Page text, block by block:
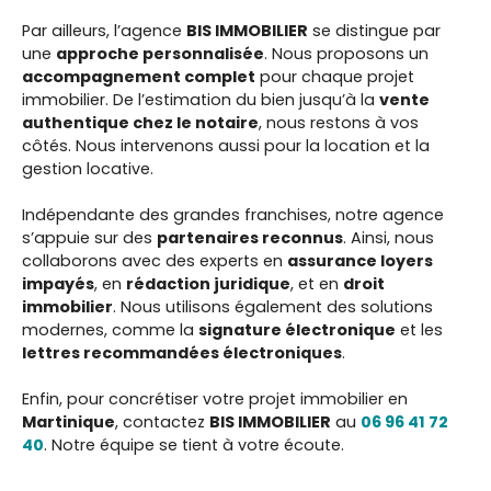
Par ailleurs, l’agence BIS IMMOBILIER se distingue par
une approche personnalisée. Nous proposons un
accompagnement complet pour chaque projet
immobilier. De l’estimation du bien jusqu’à la vente
authentique chez le notaire, nous restons à vos
côtés. Nous intervenons aussi pour la location et la
gestion locative.
Indépendante des grandes franchises, notre agence
s’appuie sur des partenaires reconnus. Ainsi, nous
collaborons avec des experts en assurance loyers
impayés, en rédaction juridique, et en droit
immobilier. Nous utilisons également des solutions
modernes, comme la signature électronique et les
lettres recommandées électroniques.
Enfin, pour concrétiser votre projet immobilier en
Martinique, contactez BIS IMMOBILIER au 06 96 41 72
40. Notre équipe se tient à votre écoute.